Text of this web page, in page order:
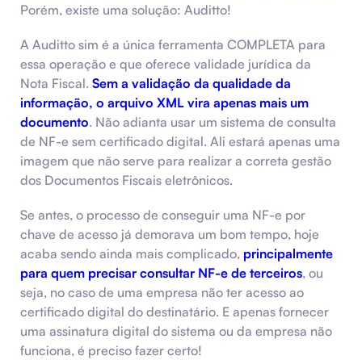
Porém, existe uma solução: Auditto!
A Auditto sim é a única ferramenta COMPLETA para
essa operação e que oferece validade jurídica da
Nota Fiscal. Sem a validação da qualidade da
informação, o arquivo XML vira apenas mais um
documento. Não adianta usar um sistema de consulta
de NF-e sem certificado digital. Ali estará apenas uma
imagem que não serve para realizar a correta gestão
dos Documentos Fiscais eletrônicos.
Se antes, o processo de conseguir uma NF-e por
chave de acesso já demorava um bom tempo, hoje
acaba sendo ainda mais complicado, principalmente
para quem precisar consultar NF-e de terceiros, ou
seja, no caso de uma empresa não ter acesso ao
certificado digital do destinatário. E apenas fornecer
uma assinatura digital do sistema ou da empresa não
funciona, é preciso fazer certo!